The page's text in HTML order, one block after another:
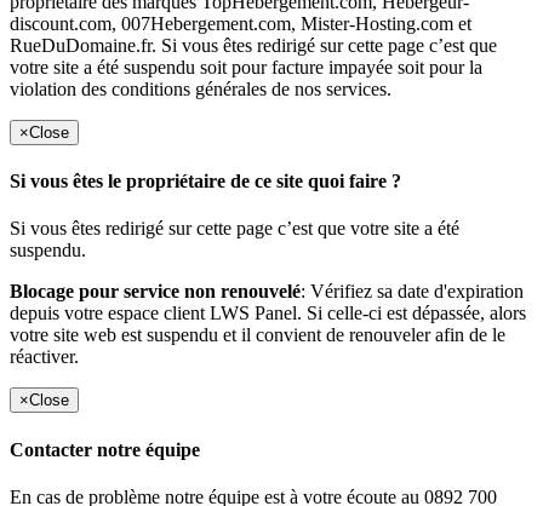
discount.com, 007Hebergement.com, Mister-Hosting.com et
RueDuDomaine.fr. Si vous êtes redirigé sur cette page c’est que
votre site a été suspendu soit pour facture impayée soit pour la
violation des conditions générales de nos services.
×Close
Si vous êtes le propriétaire de ce site quoi faire ?
Si vous êtes redirigé sur cette page c’est que votre site a été
suspendu.
Blocage pour service non renouvelé: Vérifiez sa date d'expiration
depuis votre espace client LWS Panel. Si celle-ci est dépassée, alors
votre site web est suspendu et il convient de renouveler afin de le
réactiver.
×Close
Contacter notre équipe
En cas de problème notre équipe est à votre écoute au 0892 700